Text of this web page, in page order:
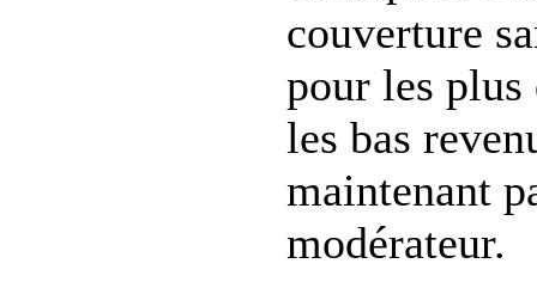
couverture
pour les plus
les bas
maintenant
modérateur.